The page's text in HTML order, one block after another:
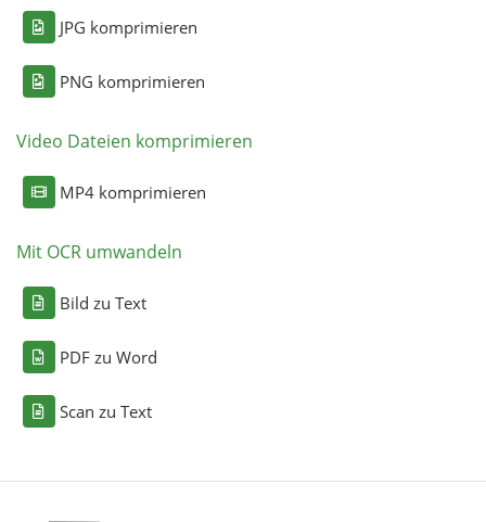
JPG komprimieren
PNG komprimieren
Video Dateien komprimieren
MP4 komprimieren
Mit OCR umwandeln
Bild zu Text
PDF zu Word
Scan zu Text